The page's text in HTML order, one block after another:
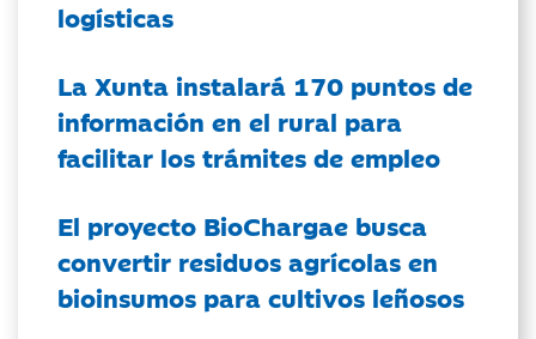
logísticas
La Xunta instalará 170 puntos de
información en el rural para
facilitar los trámites de empleo
El proyecto BioChargae busca
convertir residuos agrícolas en
bioinsumos para cultivos leñosos